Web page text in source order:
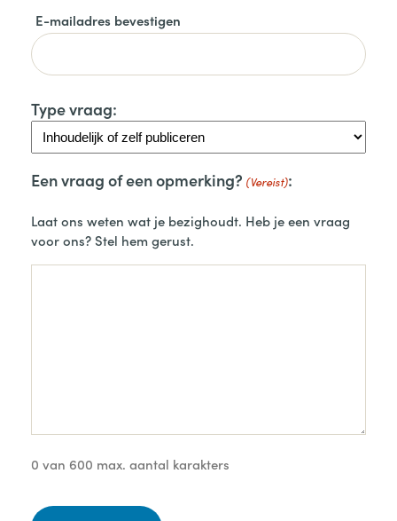
E-mailadres bevestigen
Type vraag
Een vraag of een opmerking? (Vereist)
Laat ons weten wat je bezighoudt. Heb je een vraag
voor ons? Stel hem gerust.
0 van 600 max. aantal karakters